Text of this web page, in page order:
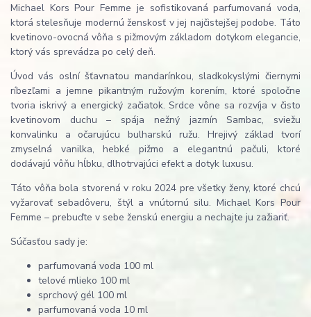
Michael Kors Pour Femme je sofistikovaná parfumovaná voda,
ktorá stelesňuje modernú ženskosť v jej najčistejšej podobe. Táto
kvetinovo-ovocná vôňa s pižmovým základom dotykom elegancie,
ktorý vás sprevádza po celý deň.
Úvod vás oslní šťavnatou mandarínkou, sladkokyslými čiernymi
ríbezľami a jemne pikantným ružovým korením, ktoré spoločne
tvoria iskrivý a energický začiatok. Srdce vône sa rozvíja v čisto
kvetinovom duchu – spája nežný jazmín Sambac, sviežu
konvalinku a očarujúcu bulharskú ružu. Hrejivý základ tvorí
zmyselná vanilka, hebké pižmo a elegantnú pačuli, ktoré
dodávajú vôňu hĺbku, dlhotrvajúci efekt a dotyk luxusu.
Táto vôňa bola stvorená v roku 2024 pre všetky ženy, ktoré chcú
vyžarovať sebadôveru, štýl a vnútornú silu. Michael Kors Pour
Femme – prebuďte v sebe ženskú energiu a nechajte ju zažiariť.
Súčasťou sady je:
parfumovaná voda 100 ml
telové mlieko 100 ml
sprchový gél 100 ml
parfumovaná voda 10 ml